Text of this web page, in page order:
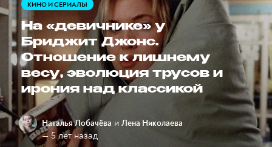
КИНО И СЕРИАЛЫ
На «девичнике» у
Бриджит Джонс.
Отношение к лишнему
весу, эволюция трусов и
ирония над классикой
Наталья Лобачёва и Лена Николаева
— 5 лет назад